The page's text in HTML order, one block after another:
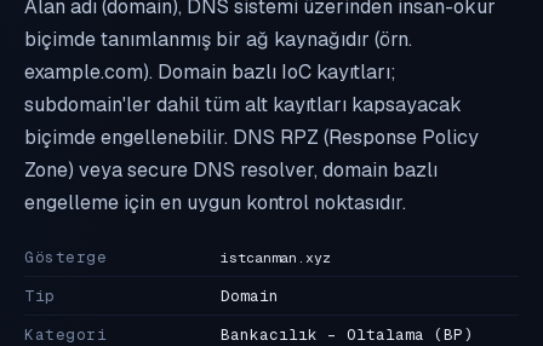
Alan adı (domain), DNS sistemi üzerinden insan-okur
biçimde tanımlanmış bir ağ kaynağıdır (örn.
example.com). Domain bazlı IoC kayıtları;
subdomain'ler dahil tüm alt kayıtları kapsayacak
biçimde engellenebilir. DNS RPZ (Response Policy
Zone) veya secure DNS resolver, domain bazlı
engelleme için en uygun kontrol noktasıdır.
Gösterge istcanman.xyz
Tip
Domain
Kategori
Bankacılık - Oltalama (BP)